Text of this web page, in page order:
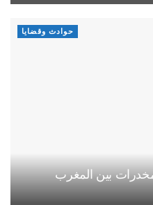
حوادث وقضايا
بين المغرب